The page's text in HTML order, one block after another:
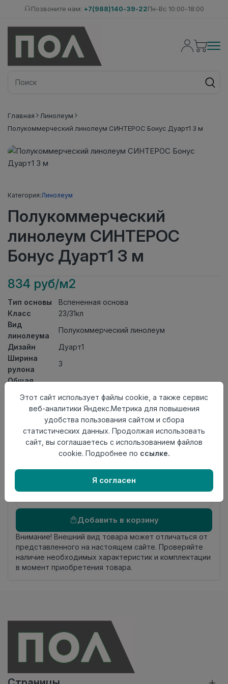
Позвоните нам: +7(988)140-39-22Пн-Вс 10:00-18:00
Главная
Линолеум
Полукоммерческий линолеум СИНТЕРОС Бонус Дуарт1 3 м
Категория:Линолеум
Полукоммерческий
линолеум СИНТЕРОС
Бонус Дуарт1 3 м
834 руб/м2
Тип основы
Вспененная основа
Класс
23/31кл
Вид
линолеума
Полукоммерческий линолеум
Дизайн
Дуарт1
Ширина
рулона
3
Общая
Толщина
защитного
0,40мм
АктуальностьАктуален
Страна
происхождения
Россия
5.65 пог. м
Добавить в корзину
Внимание! Внешний вид товара может отличаться от
представленного на настоящем сайте. Проверяйте
наличие необходимых характеристик и комплектации
в момент приобретения товара.
Этот сайт использует файлы cookie, а также сервис
веб-аналитики Яндекс.Метрика для повышения
удобства пользования сайтом и сбора
статистических данных. Продолжая использовать
сайт, вы соглашаетесь с использованием файлов
cookie. Подробнее по ссылке.
Я согласен